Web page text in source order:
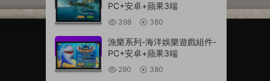
PC+安卓+蘋果3端
398 380
漁樂系列-海洋娛樂遊戲組件-
PC+安卓+蘋果3端
290 380